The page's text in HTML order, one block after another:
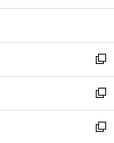
開
ウ
開
く
ン
ウ
で
開
く
ウ
ン
ド
ウ
で
開
く
新
し
い
ウ
ィ
新
し
い
新